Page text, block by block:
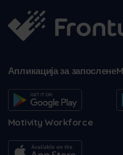
Апликација за запослене
Motivity Workforce